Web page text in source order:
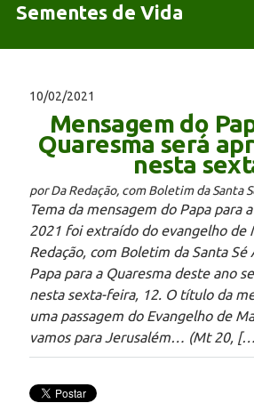
Sementes de Vida
10/02/2021
Mensagem do
Quaresma será
nesta
por Da Redação, com Boletim da Santa
Tema da mensagem do Papa para
2021 foi extraído do evangelho de
Redação, com Boletim da Santa Sé
Papa para a Quaresma deste ano
nesta sexta-feira, 12. O título da
uma passagem do Evangelho de
vamos para Jerusalém… (Mt 20,